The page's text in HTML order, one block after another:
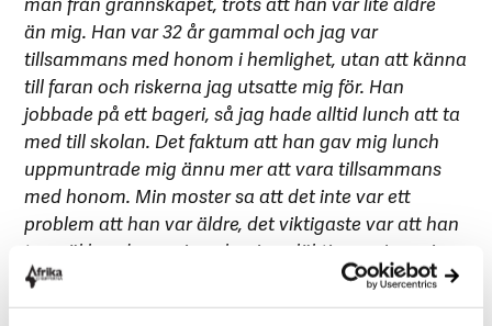
än mig. Han var 32 år gammal och jag var
tillsammans med honom i hemlighet, utan att känna
till faran och riskerna jag utsatte mig för. Han
jobbade på ett bageri, så jag hade alltid lunch att ta
med till skolan. Det faktum att han gav mig lunch
uppmuntrade mig ännu mer att vara tillsammans
med honom. Min moster sa att det inte var ett
problem att han var äldre, det viktigaste var att han
tog väl hand om mig och mina släktingar. Jag minns
att min
sa “du kan sova hemma hos honom,
han tar ansvar”.